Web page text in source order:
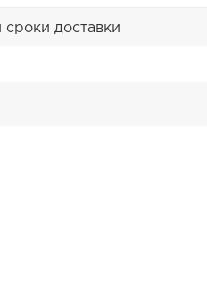
сроки доставки